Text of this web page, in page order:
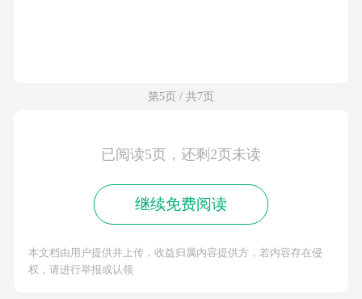
第5页 / 共7页
已阅读5页，还剩2页未读
继续免费阅读
本文档由用户提供并上传，收益归属内容提供方，若内容存在侵
权，请进行举报或认领